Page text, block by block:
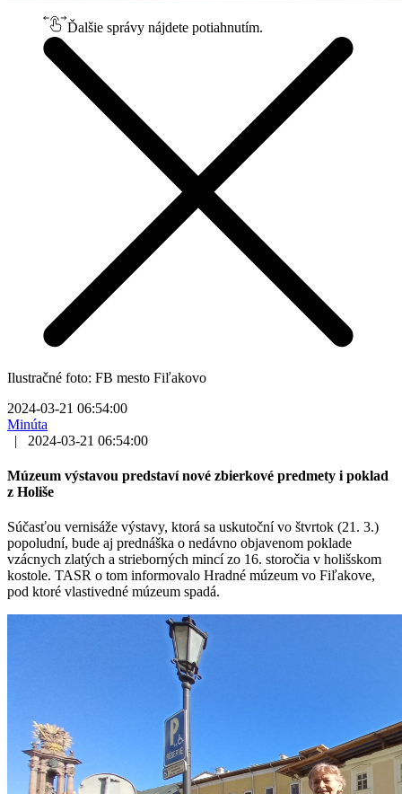
Ďalšie správy nájdete potiahnutím.
Ilustračné foto: FB mesto Fiľakovo
2024-03-21 06:54:00
Minúta
|
2024-03-21 06:54:00
Múzeum výstavou predstaví nové zbierkové predmety i poklad
z Holiše
Súčasťou vernisáže výstavy, ktorá sa uskutoční vo štvrtok (21. 3.)
popoludní, bude aj prednáška o nedávno objavenom poklade
vzácnych zlatých a strieborných mincí zo 16. storočia v holišskom
kostole. TASR o tom informovalo Hradné múzeum vo Fiľakove,
pod ktoré vlastivedné múzeum spadá.